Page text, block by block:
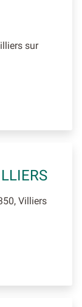
sur
Villiers